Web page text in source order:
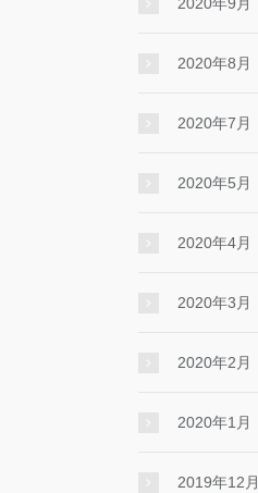
2020年9月
2020年8月
2020年7月
2020年5月
2020年4月
2020年3月
2020年2月
2020年1月
2019年12月